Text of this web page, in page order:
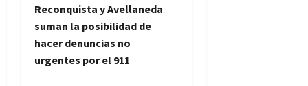
e
g
a
Reconquista y Avellaneda
suman la posibilidad de
hacer denuncias no
urgentes por el 911